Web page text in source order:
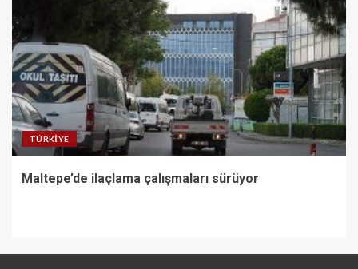
TÜRKIYE
Maltepe’de ilaçlama çalışmaları sürüyor